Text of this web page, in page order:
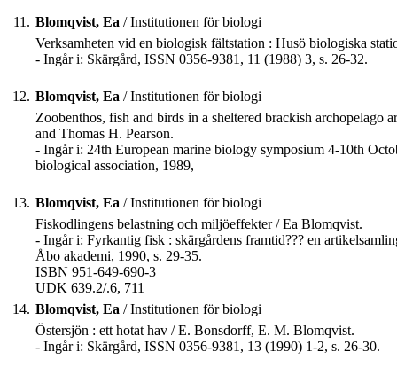
11. Blomqvist, Ea / Institutionen för biologi
Verksamheten vid en biologisk fältstation : Husö biologiska
- Ingår i: Skärgård, ISSN 0356-9381, 11 (1988) 3, s. 26-32.
12. Blomqvist, Ea / Institutionen för biologi
Zoobenthos, fish and birds in a sheltered brackish
and Thomas H. Pearson.
- Ingår i: 24th European marine biology symposium 4-10th
biological association, 1989,
13. Blomqvist, Ea / Institutionen för biologi
Fiskodlingens belastning och miljöeffekter / Ea Blomqvist.
- Ingår i: Fyrkantig fisk : skärgårdens framtid??? en
Åbo akademi, 1990, s. 29-35.
ISBN 951-649-690-3
UDK 639.2/.6, 711
14. Blomqvist, Ea / Institutionen för biologi
Östersjön : ett hotat hav / E. Bonsdorff, E. M. Blomqvist.
- Ingår i: Skärgård, ISSN 0356-9381, 13 (1990) 1-2, s. 26-30.